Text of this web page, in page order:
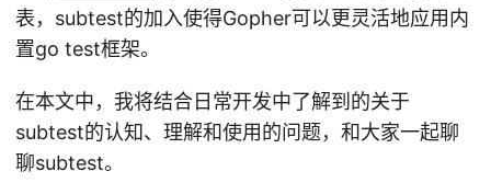
表，subtest的加入使得Gopher可以更灵活地应用内
置go test框架。
在本文中，我将结合日常开发中了解到的关于
subtest的认知、理解和使用的问题，和大家一起聊
聊subtest。